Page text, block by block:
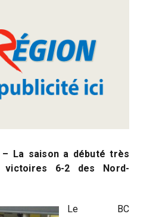
– La saison a débuté très
6-2 des Nord-
Le BC